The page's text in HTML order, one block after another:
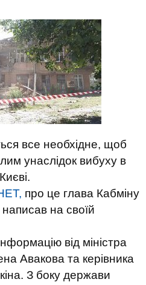
все необхідне, щоб
унаслідок вибуху в
про це глава Кабміну
на своїй
від міністра
Авакова та керівника
З боку держави